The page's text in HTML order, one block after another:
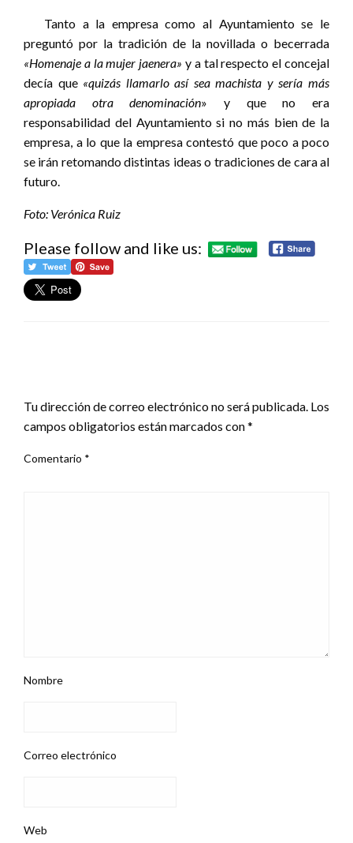
Tanto a la empresa como al Ayuntamiento se le
preguntó por la tradición de la novillada o becerrada
«Homenaje a la mujer jaenera» y a tal respecto el concejal
decía que«quizás llamarlo así sea machista y sería más
apropiada otra denominación» y que no era
responsabilidad del Ayuntamiento si no más bien de la
empresa, a lo que la empresa contestó que poco a poco
se irán retomando distintas ideas o tradiciones de cara al
futuro.
Foto: Verónica Ruiz
Please follow and like us:
Tu dirección de correo electrónico no será publicada. Los
campos obligatorios están marcados con*
Comentario *
Nombre
Correo electrónico
Web